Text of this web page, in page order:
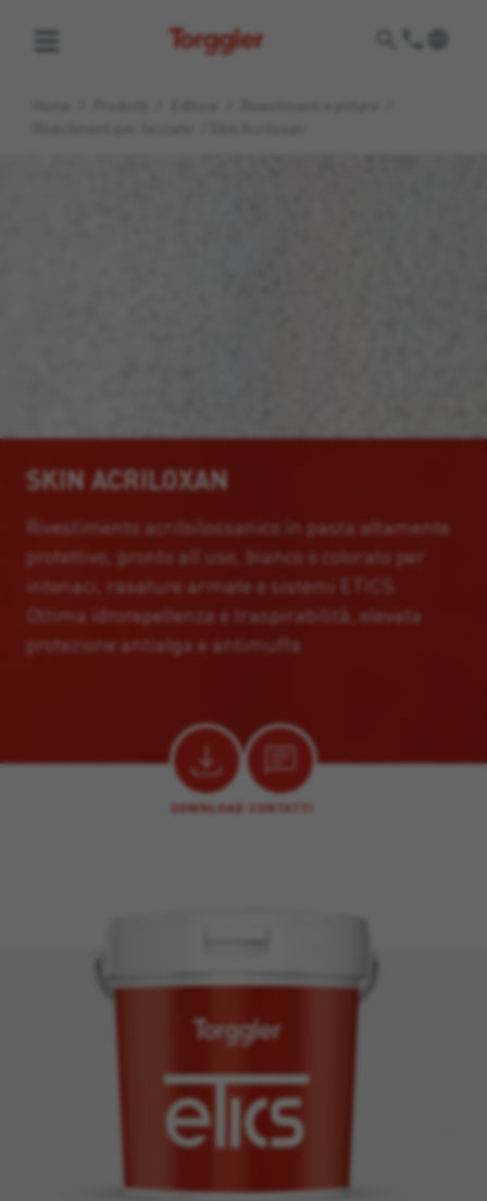
Torggler
SKIN ACRILOXAN
Rivestimento acrilsilossanico in pasta altamente
protettivo, pronto all’uso, bianco o colorato per
intonaci, rasature armate e sistemi ETICS.
Ottima idrorepellenza e traspirabilità, elevata
protezione antialga e antimuffa.
DOWNLOAD CONTATTI